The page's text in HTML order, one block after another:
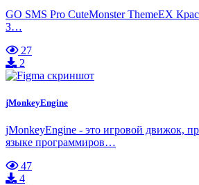
GO SMS Pro CuteMonster ThemeEX
З…
27
2
jMonkeyEngine
jMonkeyEngine - это игровой движок,
языке программиров…
47
4